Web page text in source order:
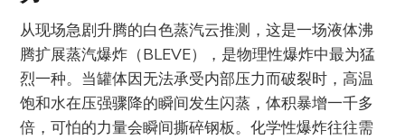
从现场急剧升腾的白色蒸汽云推测，这是一场液体沸
腾扩展蒸汽爆炸（BLEVE），是物理性爆炸中最为猛
烈一种。当罐体因无法承受内部压力而破裂时，高温
饱和水在压强骤降的瞬间发生闪蒸，体积暴增一千多
倍，可怕的力量会瞬间撕碎钢板。化学性爆炸往往需